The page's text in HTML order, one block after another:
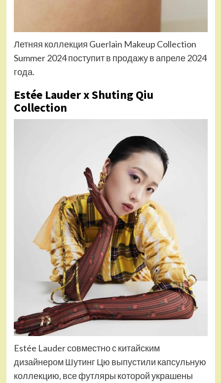
Летняя коллекция Guerlain Makeup Collection
Summer 2024 поступит в продажу в апреле 2024
года.
Estée Lauder x Shuting Qiu
Collection
Estée Lauder совместно с китайским
дизайнером Шутинг Цю выпустили капсульную
коллекцию, все футляры которой украшены